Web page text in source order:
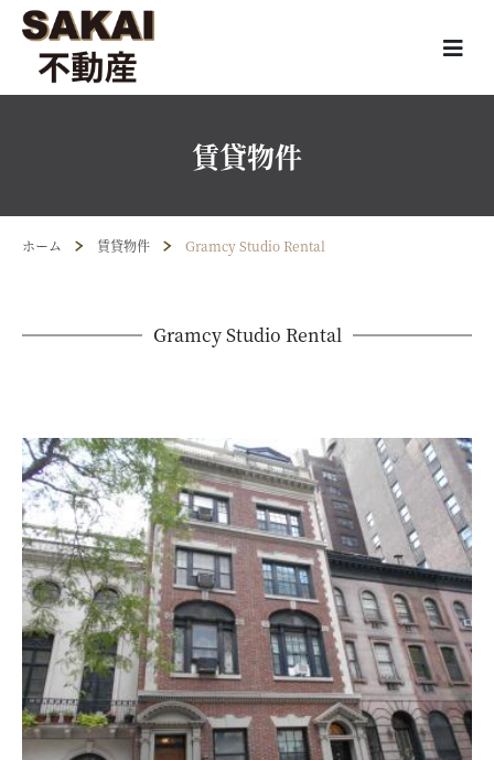
賃貸物件
ホーム 賃貸物件 Gramcy Studio Rental
Gramcy Studio Rental